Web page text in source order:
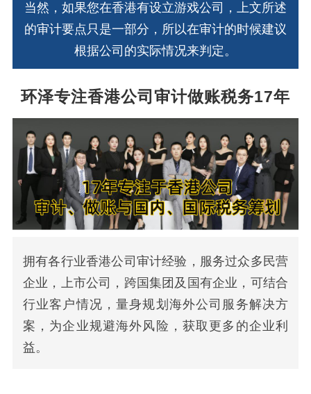
当然，如果您在香港有设立游戏公司，上文所述
的审计要点只是一部分，所以在审计的时候建议
根据公司的实际情况来判定。
环泽专注香港公司审计做账税务17年
拥有各行业香港公司审计经验，服务过众多民营
企业，上市公司，跨国集团及国有企业，可结合
行业客户情况，量身规划海外公司服务解决方
案，为企业规避海外风险，获取更多的企业利
益。